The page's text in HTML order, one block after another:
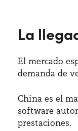
La
El mercado
demanda de
China es el
software
prestaciones.